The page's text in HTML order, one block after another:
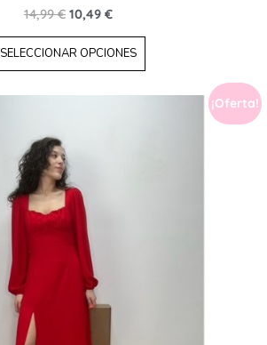
14,99€ 10,49 €
SELECCIONAR OPCIONES
¡Oferta!